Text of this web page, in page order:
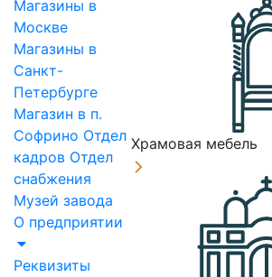
Магазины в
Москве
Магазины в
Санкт-
Петербурге
Магазин в п.
Софрино Отдел
кадров Отдел
снабжения
Музей завода
О предприятии
Реквизиты
Храмовая мебель